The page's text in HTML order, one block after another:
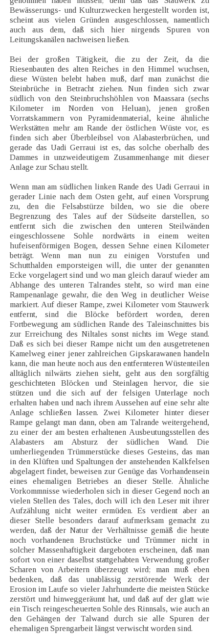
Bewässerungs- und Kulturzwecken hergestellt worden ist,
scheint aus vielen Gründen ausgeschlossen, namentlich
auch aus dem, daß sich hier nirgends Spuren von
Leitungskanälen nachweisen ließen.
Bei der großen Tätigkeit, die zu der Zeit, da die
Riesenbauten des alten Reiches in den Himmel wuchsen,
diese Wüsten belebt haben muß, darf man zunächst die
Steinbrüche in Betracht ziehen. Nun finden sich zwar
südlich von den Steinbruchshöhlen von Maassara (sechs
Kilometer im Norden von Heluan), jenen großen
Vorratskammern von Pyramidenmaterial, keine ähnliche
Werkstätten mehr am Rande der östlichen Wüste vor, es
finden sich aber Überbleibsel von Alabasterbrüchen, und
gerade das Uadi Gerraui ist es, das solche oberhalb des
Dammes in unzweideutigem Zusammenhange mit dieser
Anlage zur Schau stellt.
Wenn man am südlichen linken Rande des Uadi Gerraui in
gerader Linie nach dem Osten geht, auf einen Vorsprung
zu, den die Felsabstürze bilden, wo sie die obere
Begrenzung des Tales auf der Südseite darstellen, so
entfernt sich die zwischen den unteren Steilwänden
eingeschlossene Sohle nordwärts in einem weiten
hufeisenförmigen Bogen, dessen Sehne einen Kilometer
beträgt. Wenn man nun zu einigen Vorstufen und
Schutthalden emporsteigen will, die unter der genannten
Ecke vorgelagert sind und wo man gleich darauf wieder am
Abhange des unteren Talrandes steht, so wird man eine
Rampenanlage gewahr, die den Weg in deutlicher Weise
markiert. Auf dieser Rampe, zwei Kilometer vom Stauwerk
entfernt, sind die Blöcke befördert worden, deren
Fortbewegung am südlichen Rande des Taleinschnittes bis
zur Erreichung des Niltales sonst nichts im Wege stand.
Daß es sich bei dieser Rampe nicht um den ausgetretenen
Kamelweg einer jener zahlreichen Gipskarawanen handeln
kann, die man heute noch aus den entfernteren Wüstenteilen
alltäglich nilwärts ziehen sieht, geht aus den sorgfältig
geschichteten Blöcken und Steinlagen hervor, die sie
stützen und die sich auf der felsigen Unterlage noch
erhalten haben und nach ihrem Aussehen auf eine sehr alte
Anlage schließen lassen. Zwei Kilometer hinter dieser
Rampe gelangt man dann, oben am Talrande weitergehend,
zu einer der am besten erhaltenen Ausbeutungsstellen des
Alabasters am Absturz der südlichen Wand. Die
umherliegenden Trümmerstücke dieses Gesteins, das man
in den Klüften und Spaltungen der anstehenden Kalkfelsen
abgelagert findet, beweisen zur Genüge das Vorhandensein
eines ehemaligen Betriebes an dieser Stelle. Ähnliche
Vorkommnisse wiederholen sich in dieser Gegend noch an
vielen Stellen des Tales, doch will ich den Leser mit ihrer
Aufzählung nicht weiter ermüden. Es verdient aber an
dieser Stelle besonders darauf aufmerksam gemacht zu
werden, daß der Natur der Verhältnisse gemäß die heute
noch vorhandenen Bruchstücke und Trümmer nicht in
solcher Massenhaftigkeit dargeboten erscheinen, daß man
sofort von einer daselbst stattgehabten Verwendung großer
Scharen von Arbeitern überzeugt wird; man muß eben
bedenken, daß das unablässig zerstörende Werk der
Erosion im Laufe so vieler Jahrhunderte die meisten Stücke
zerstört und hinweggeräumt hat, und daß auf der glatt wie
ein Tisch reingescheuerten Sohle des Rinnsals, wie auch an
den Gehängen der Talwand durch sie alle Spuren der
ehemaligen Sprengarbeit längst verwischt worden sind.